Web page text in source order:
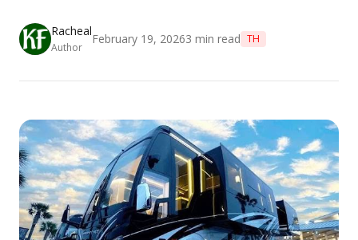
Racheal
Author
February 19, 20263 min read TH